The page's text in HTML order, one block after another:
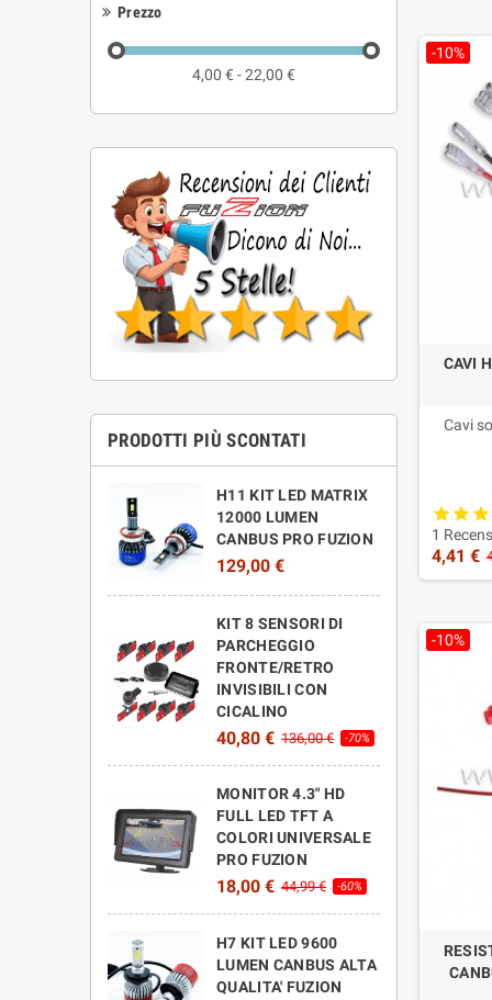
Prezzo
4,00 € - 22,00 €
PRODOTTI PIÙ SCONTATI
H11 KIT LED MATRIX
12000 LUMEN
CANBUS PRO FUZION
129,00 €
KIT 8 SENSORI DI
PARCHEGGIO
FRONTE/RETRO
INVISIBILI CON
CICALINO
40,80 € 136,00 € -70%
MONITOR 4.3" HD
FULL LED TFT A
COLORI UNIVERSALE
PRO FUZION
18,00 € 44,99 € -60%
H7 KIT LED 9600
LUMEN CANBUS ALTA
QUALITA' FUZION
-10%
CAVI
Cavi
1
4,41 €
-10%